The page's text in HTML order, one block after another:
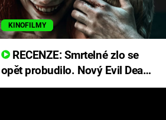
KINOFILMY
RECENZE: Smrtelné zlo se
opět probudilo. Nový Evil Dead
přichází s neodolatelnou